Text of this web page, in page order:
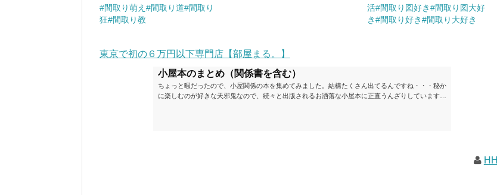
#間取り萌え#間取り道#間取り
狂#間取り教
活#間取り図好き#間取り図大好
き#間取り好き#間取り大好き
東京で初の６万円以下専門店【部屋まる。】
小屋本のまとめ（関係書を含む）
ちょっと暇だったので、小屋関係の本を集めてみました。結構たくさん出てるんですね・・・秘か
に楽しむのが好きな天邪鬼なので、続々と出版されるお洒落な小屋本に正直うんざりしています
HH